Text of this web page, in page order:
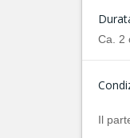
Ca. 2
Il